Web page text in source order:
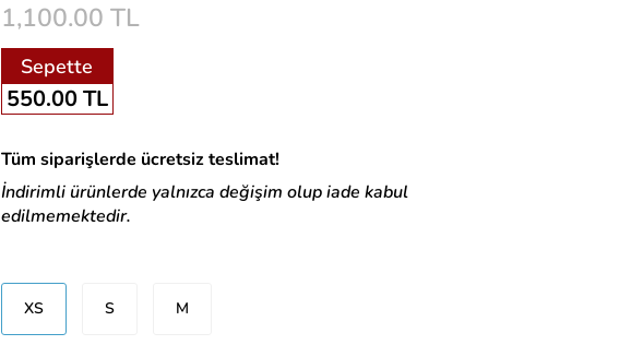
1,100.00 TL
Sepette
550.00 TL
Tüm siparişlerde ücretsiz teslimat!
İndirimli ürünlerde yalnızca değişim olup iade kabul
edilmemektedir.
Beden
XS
S M